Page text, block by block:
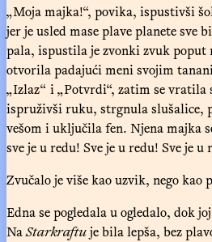
„Moja majka!“, povika, ispustivši
jer je usled mase plave planete sve
pala, ispustila je zvonki zvuk poput
otvorila padajući meni svojim
„Izlaz“ i „Potvrdi“, zatim se vratila
ispruživši ruku, strgnula
vešom i uključila fen. Njena majka
sve je u redu! Sve je u redu! Sve je u
Zvučalo je više kao uzvik, nego kao
Edna se pogledala u ogledalo, dok
NaStarkraftuje bila lepša, bez